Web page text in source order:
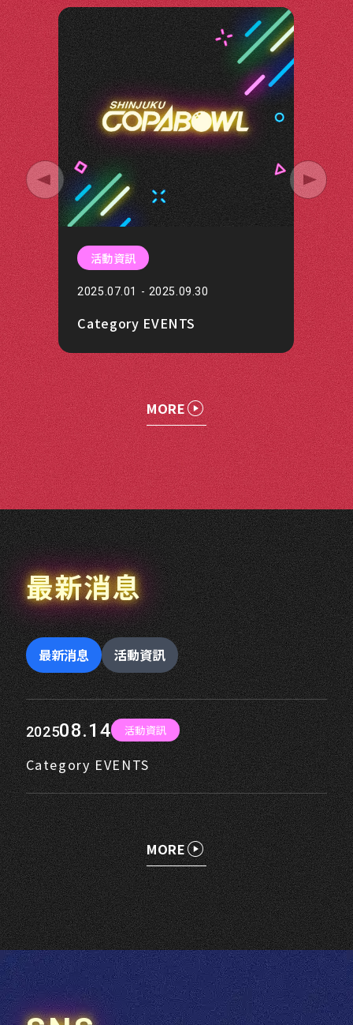
活動資訊
2025.07.01 - 2025.09.30
Category EVENTS
MORE
最新消息
最新消息 活動資訊
Category EVENTS
202508.14 活動資訊
MORE